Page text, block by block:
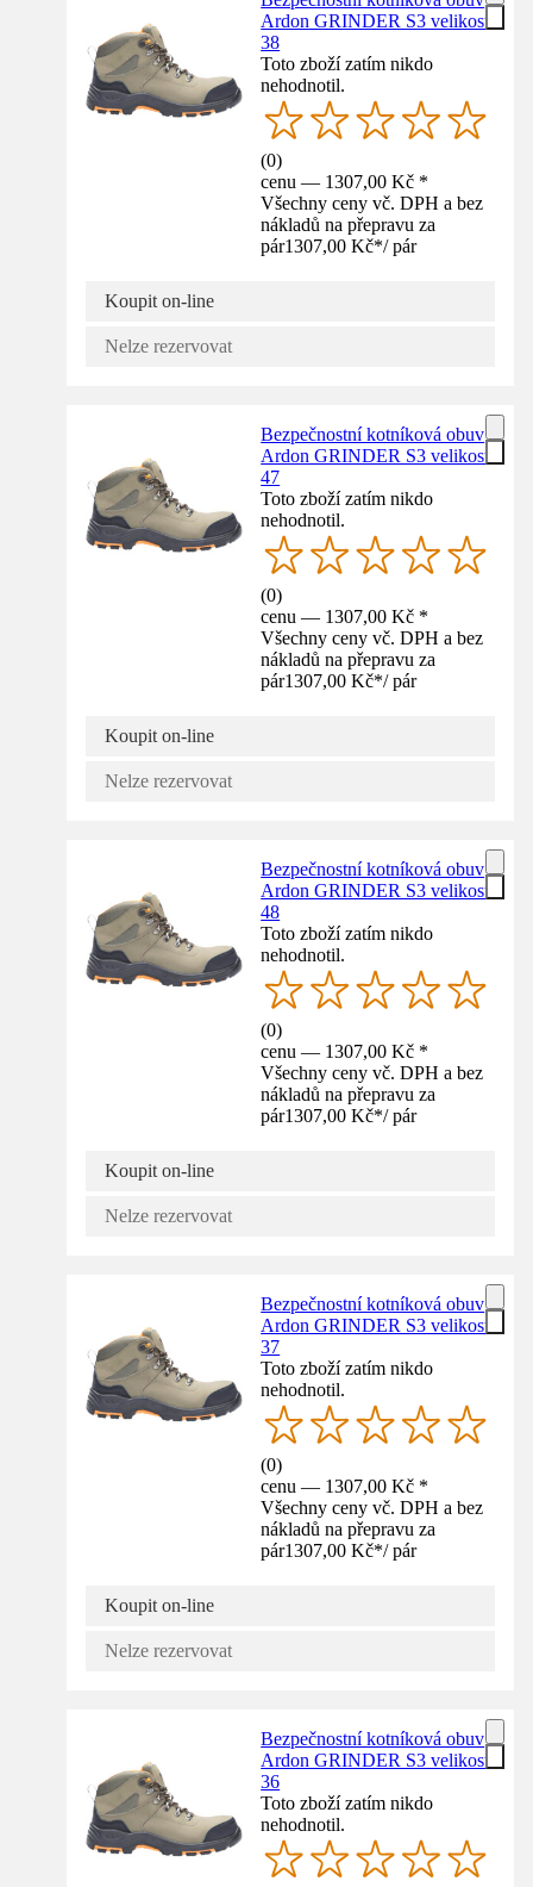
Ardon GRINDER S3 velikost
38
Toto zboží zatím nikdo
nehodnotil.
(0)
cenu — 1307,00 Kč *
Všechny ceny vč. DPH a bez
nákladů na přepravu za
pár1307,00 Kč*/ pár
Koupit on-line
Nelze rezervovat
Bezpečnostní kotníková obuv
Ardon GRINDER S3 velikost
47
Toto zboží zatím nikdo
nehodnotil.
(0)
cenu — 1307,00 Kč *
Všechny ceny vč. DPH a bez
nákladů na přepravu za
pár1307,00 Kč*/ pár
Koupit on-line
Nelze rezervovat
Bezpečnostní kotníková obuv
Ardon GRINDER S3 velikost
48
Toto zboží zatím nikdo
nehodnotil.
(0)
cenu — 1307,00 Kč *
Všechny ceny vč. DPH a bez
nákladů na přepravu za
pár1307,00 Kč*/ pár
Koupit on-line
Nelze rezervovat
Bezpečnostní kotníková obuv
Ardon GRINDER S3 velikost
37
Toto zboží zatím nikdo
nehodnotil.
(0)
cenu — 1307,00 Kč *
Všechny ceny vč. DPH a bez
nákladů na přepravu za
pár1307,00 Kč*/ pár
Koupit on-line
Nelze rezervovat
Bezpečnostní kotníková obuv
Ardon GRINDER S3 velikost
36
Toto zboží zatím nikdo
nehodnotil.